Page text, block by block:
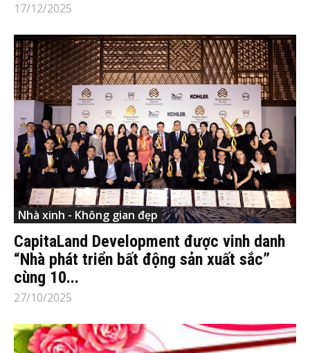
17/12/2025
Nhà xinh - Không gian đẹp
CapitaLand Development được vinh danh
“Nhà phát triển bất động sản xuất sắc”
cùng 10...
27/10/2025